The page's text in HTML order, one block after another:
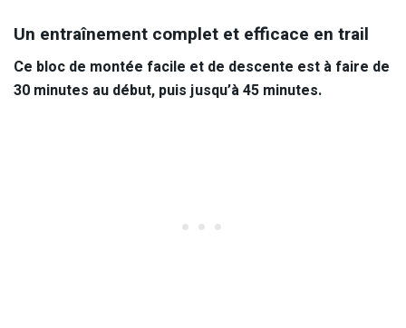
Un entraînement complet et efficace en trail
Ce bloc de montée facile et de descente est à faire de
30 minutes au début, puis jusqu’à 45 minutes.